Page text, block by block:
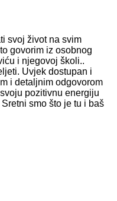
svoj život na svim
govorim iz osobnog
i njegovoj školi..
Uvjek dostupan i
i detaljnim odgovorom
pozitivnu energiju
smo što je tu i baš